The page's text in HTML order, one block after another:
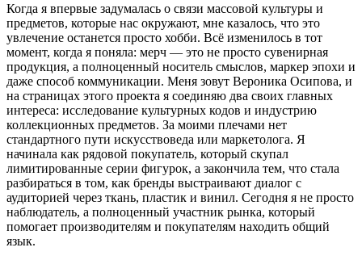
Когда я впервые задумалась о связи массовой культуры и
предметов, которые нас окружают, мне казалось, что это
увлечение останется просто хобби. Всё изменилось в тот
момент, когда я поняла: мерч — это не просто сувенирная
продукция, а полноценный носитель смыслов, маркер эпохи и
даже способ коммуникации. Меня зовут Вероника Осипова, и
на страницах этого проекта я соединяю два своих главных
интереса: исследование культурных кодов и индустрию
коллекционных предметов. За моими плечами нет
стандартного пути искусствоведа или маркетолога. Я
начинала как рядовой покупатель, который скупал
лимитированные серии фигурок, а закончила тем, что стала
разбираться в том, как бренды выстраивают диалог с
аудиторией через ткань, пластик и винил. Сегодня я не просто
наблюдатель, а полноценный участник рынка, который
помогает производителям и покупателям находить общий
язык.